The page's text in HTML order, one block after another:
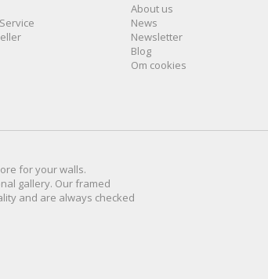
About us
News
Newsletter
Blog
Om cookies
foryour walls.
gallery. Our framed
and are always checked